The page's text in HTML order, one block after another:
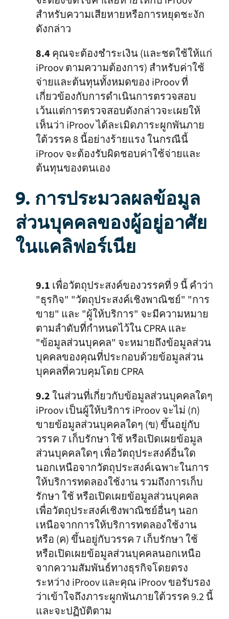
สำหรับความเสียหายหรือการหยุดชะงัก
ดังกล่าว
8.4 คุณจะต้องชำระเงิน (และชดใช้ให้แก่
iProov ตามความต้องการ) สำหรับค่าใช้
จ่ายและต้นทุนทั้งหมดของ iProov ที่
เกี่ยวข้องกับการดำเนินการตรวจสอบ
เว้นแต่การตรวจสอบดังกล่าวจะเผยให้
เห็นว่า iProov ได้ละเมิดภาระผูกพันภาย
ใต้วรรค 8 นี้อย่างร้ายแรง ในกรณีนี้
iProov จะต้องรับผิดชอบค่าใช้จ่ายและ
ต้นทุนของตนเอง
9. การประมวลผลข้อมูล
ส่วนบุคคลของผู้อยู่อาศัย
ในแคลิฟอร์เนีย
9.1 เพื่อวัตถุประสงค์ของวรรคที่ 9 นี้ คำว่า
"ธุรกิจ" "วัตถุประสงค์เชิงพาณิชย์" "การ
ขาย" และ "ผู้ให้บริการ" จะมีความหมาย
ตามลำดับที่กำหนดไว้ใน CPRA และ
"ข้อมูลส่วนบุคคล" จะหมายถึงข้อมูลส่วน
บุคคลของคุณที่ประกอบด้วยข้อมูลส่วน
บุคคลที่ควบคุมโดย CPRA
9.2ในส่วนที่เกี่ยวกับข้อมูลส่วนบุคคลใดๆ
iProov เป็นผู้ให้บริการ iProov จะไม่ (ก)
ขายข้อมูลส่วนบุคคลใดๆ (ข) ขึ้นอยู่กับ
วรรค 7 เก็บรักษา ใช้ หรือเปิดเผยข้อมูล
ส่วนบุคคลใดๆ เพื่อวัตถุประสงค์อื่นใด
นอกเหนือจากวัตถุประสงค์เฉพาะในการ
ให้บริการทดลองใช้งาน รวมถึงการเก็บ
รักษา ใช้ หรือเปิดเผยข้อมูลส่วนบุคคล
เพื่อวัตถุประสงค์เชิงพาณิชย์อื่นๆ นอก
เหนือจากการให้บริการทดลองใช้งาน
หรือ (ค) ขึ้นอยู่กับวรรค 7 เก็บรักษา ใช้
หรือเปิดเผยข้อมูลส่วนบุคคลนอกเหนือ
จากความสัมพันธ์ทางธุรกิจโดยตรง
ระหว่าง iProov และคุณ iProov ขอรับรอง
ว่าเข้าใจถึงภาระผูกพันภายใต้วรรค 9.2 นี้
และจะปฏิบัติตาม